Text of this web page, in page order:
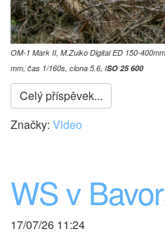
OM-1 Mark II, M.Zuiko Digital ED 150-
mm, čas 1/160s, clona 5.6, ISO 25 600
Celý příspěvek...
Značky: Video
WS v
17/07/26 11:24